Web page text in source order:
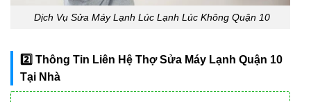
Dịch Vụ Sửa Máy Lạnh Lúc Lạnh Lúc Không Quận 10
2️⃣ Thông Tin Liên Hệ Thợ Sửa Máy Lạnh Quận 10
Tại Nhà